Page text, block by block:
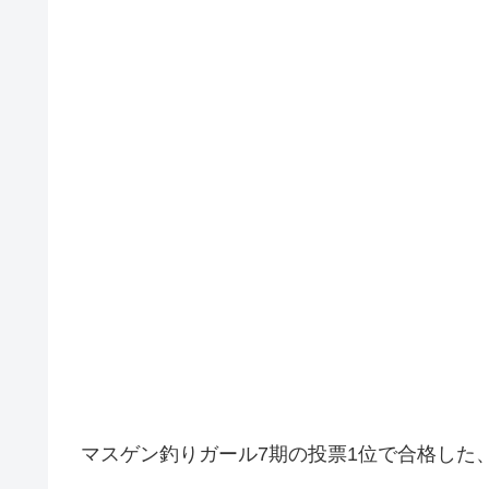
マスゲン釣りガール7期の投票1位で合格した